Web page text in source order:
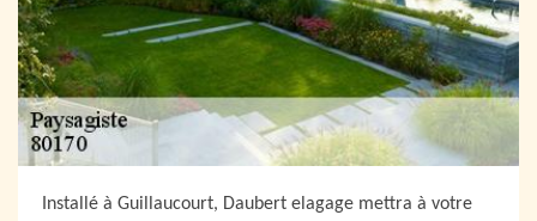
Installé à Guillaucourt, Daubert elagage mettra à votre